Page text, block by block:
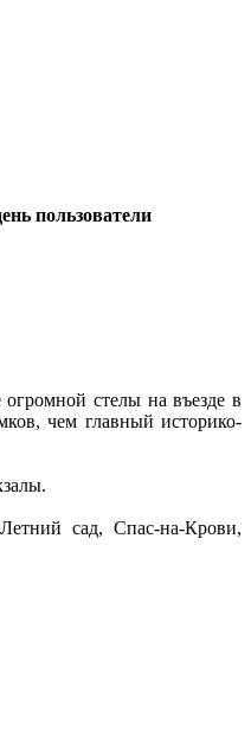
пользователи
стелы на въезде в
чем главный историко-
сад, Спас-на-Крови,